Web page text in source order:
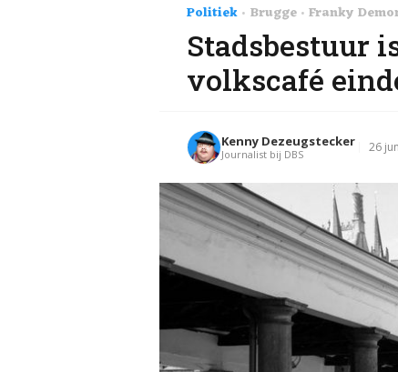
Politiek Brugge Franky
Stadsbestuur
volkscafé
Kenny Dezeugstecker
Journalist bij DBS 26